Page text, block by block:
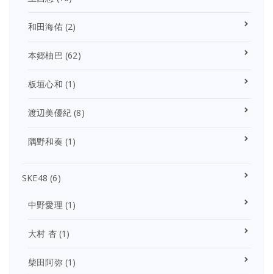
和田海佑(2)
本郷柚巴 (62)
板垣心和 (1)
渡辺美優紀 (8)
隅野和奏 (1)
SKE48 (6)
中野愛理 (1)
大村 杏(1)
柴田阿弥(1)